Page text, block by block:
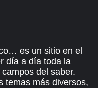
es un sitio en el
día a día toda la
del saber.
temas más diversos,